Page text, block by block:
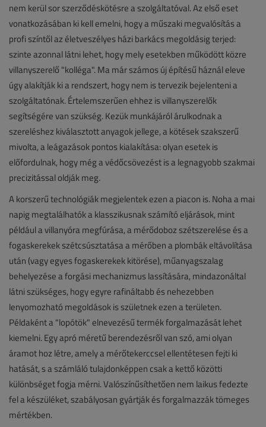
nem kerül sor szerződéskötésre a szolgáltatóval. Az első eset
vonatkozásában ki kell emelni, hogy a műszaki megvalósítás a
profi színtől az életveszélyes házi barkács megoldásig terjed:
szinte azonnal látni lehet, hogy mely esetekben működött közre
villanyszerelő "kolléga". Ma már számos új építésű háznál eleve
úgy alakítják ki a rendszert, hogy nem is tervezik bejelenteni a
szolgáltatónak. Értelemszerűen ehhez is villanyszerelők
segítségére van szükség. Kezük munkájáról árulkodnak a
szereléshez kiválasztott anyagok jellege, a kötések szakszerű
mivolta, a leágazások pontos kialakítása: olyan esetek is
előfordulnak, hogy még a védőcsövezést is a legnagyobb szakmai
precizitással oldják meg.
A korszerű technológiák megjelentek ezen a piacon is. Noha a mai
napig megtalálhatók a klasszikusnak számító eljárások, mint
például a villanyóra megfúrása, a mérődoboz szétszerelése és a
fogaskerekek szétcsúsztatása a mérőben a plombák eltávolítása
után (vagy egyes fogaskerekek kitörése), műanyagszalag
behelyezése a forgási mechanizmus lassítására, mindazonáltal
látni szükséges, hogy egyre rafináltabb és nehezebben
lenyomozható megoldások is születnek ezen a területen.
Példaként a "lopótök" elnevezésű termék forgalmazását lehet
kiemelni. Egy apró méretű berendezésről van szó, ami olyan
áramot hoz létre, amely a mérőtekerccsel ellentétesen fejti ki
hatását, s a számláló tulajdonképpen csak a kettő közötti
különbséget fogja mérni. Valószínűsíthetően nem laikus fedezte
fel a készüléket, szabályosan gyártják és forgalmazzák tömeges
mértékben.